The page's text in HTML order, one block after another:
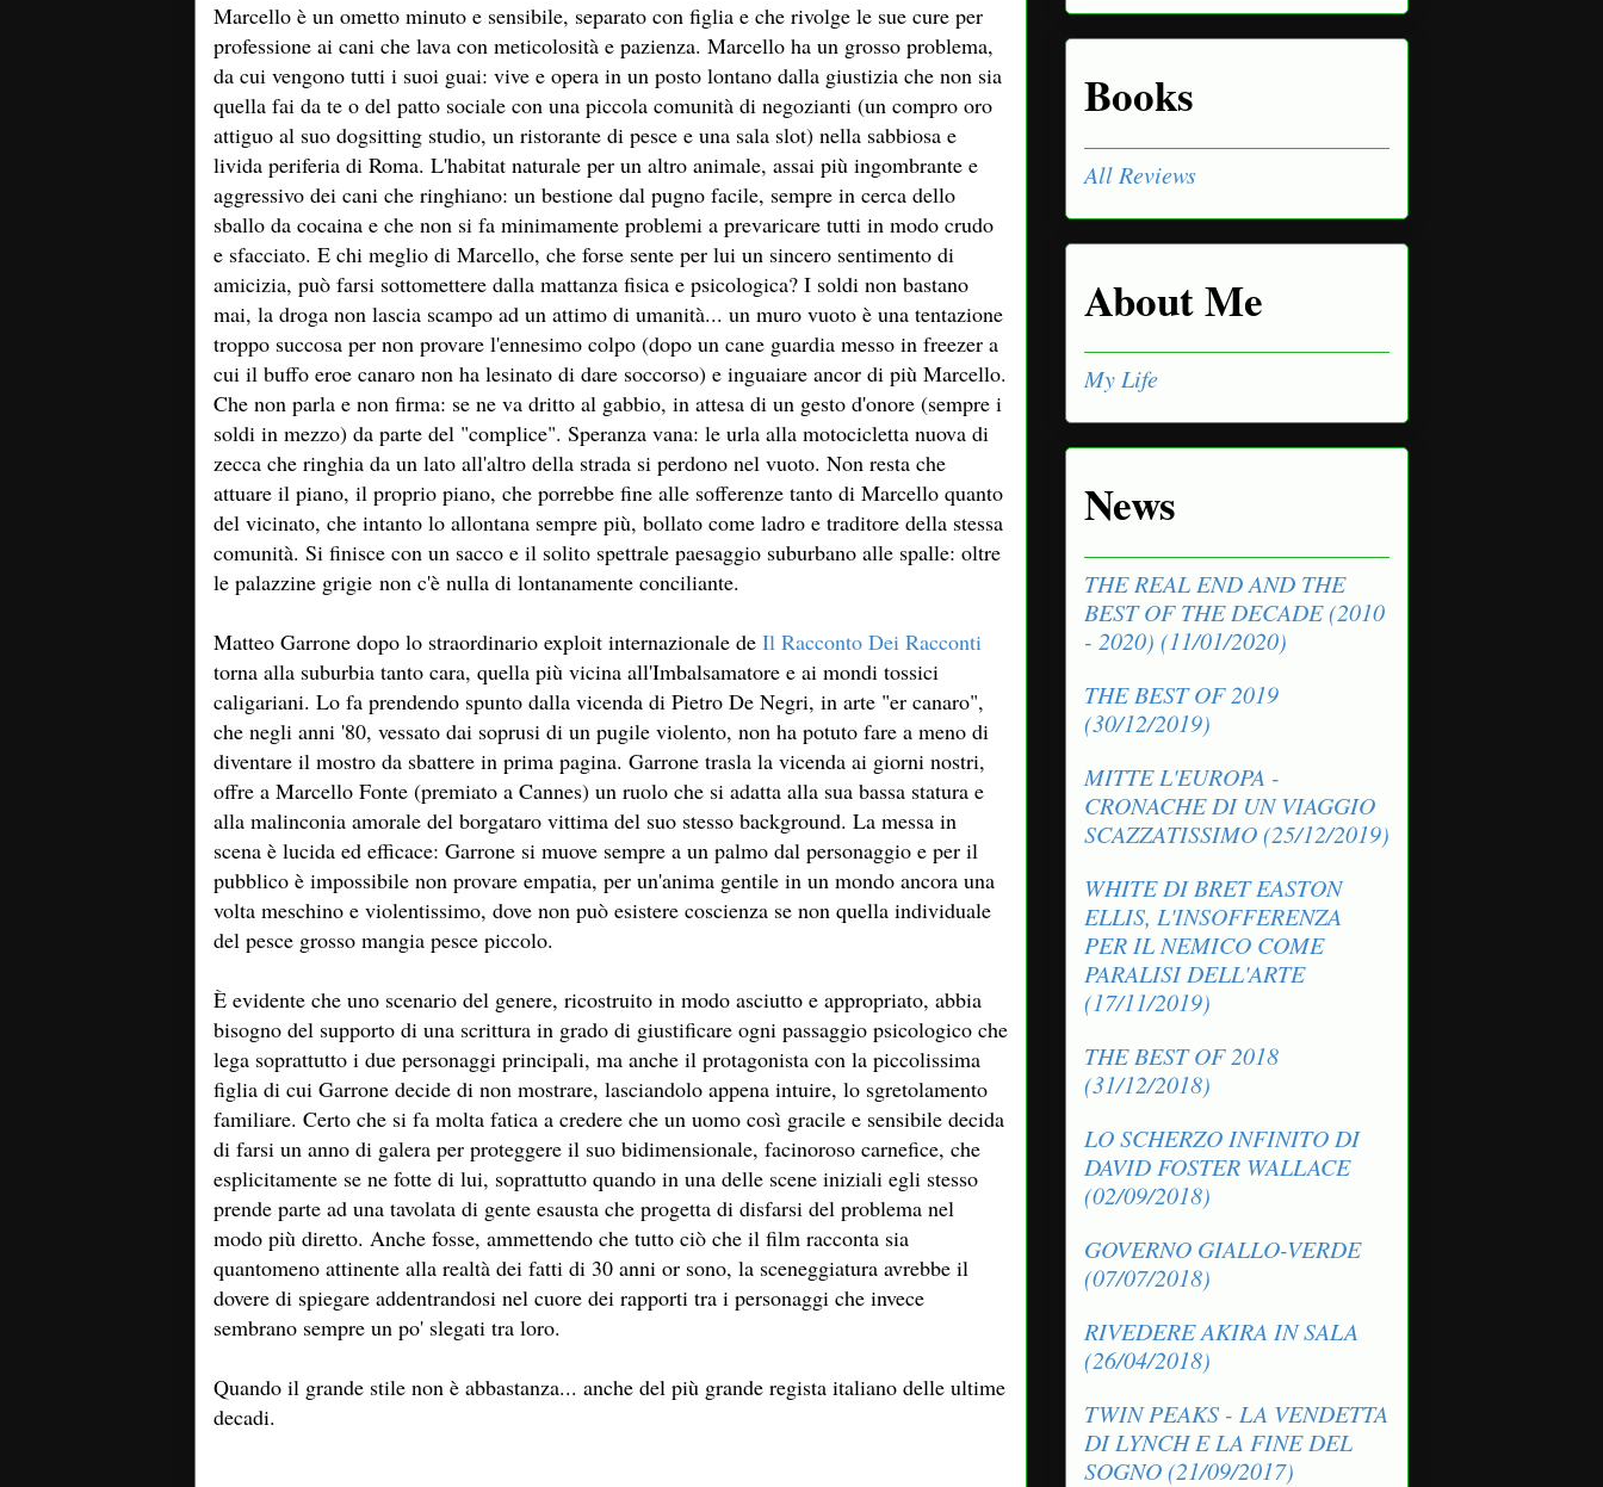
Marcello è un ometto minuto e sensibile, separato con figlia e che rivolge le sue cure per
professione ai cani che lava con meticolosità e pazienza. Marcello ha un grosso problema,
da cui vengono tutti i suoi guai: vive e opera in un posto lontano dalla giustizia che non sia
quella fai da te o del patto sociale con una piccola comunità di negozianti (un compro oro
attiguo al suo dogsitting studio, un ristorante di pesce e una sala slot) nella sabbiosa e
livida periferia di Roma. L'habitat naturale per un altro animale, assai più ingombrante e
aggressivo dei cani che ringhiano: un bestione dal pugno facile, sempre in cerca dello
sballo da cocaina e che non si fa minimamente problemi a prevaricare tutti in modo crudo
e sfacciato. E chi meglio di Marcello, che forse sente per lui un sincero sentimento di
amicizia, può farsi sottomettere dalla mattanza fisica e psicologica? I soldi non bastano
mai, la droga non lascia scampo ad un attimo di umanità... un muro vuoto è una tentazione
troppo succosa per non provare l'ennesimo colpo (dopo un cane guardia messo in freezer a
cui il buffo eroe canaro non ha lesinato di dare soccorso) e inguaiare ancor di più Marcello.
Che non parla e non firma: se ne va dritto al gabbio, in attesa di un gesto d'onore (sempre i
soldi in mezzo) da parte del "complice". Speranza vana: le urla alla motocicletta nuova di
zecca che ringhia da un lato all'altro della strada si perdono nel vuoto. Non resta che
attuare il piano, il proprio piano, che porrebbe fine alle sofferenze tanto di Marcello quanto
del vicinato, che intanto lo allontana sempre più, bollato come ladro e traditore della stessa
comunità. Si finisce con un sacco e il solito spettrale paesaggio suburbano alle spalle: oltre
le palazzine grigie non c'è nulla di lontanamente conciliante.
Matteo Garrone dopo lo straordinario exploit internazionale de Il Racconto Dei Racconti
torna alla suburbia tanto cara, quella più vicina all'Imbalsamatore e ai mondi tossici
caligariani. Lo fa prendendo spunto dalla vicenda di Pietro De Negri, in arte "er canaro",
che negli anni '80, vessato dai soprusi di un pugile violento, non ha potuto fare a meno di
diventare il mostro da sbattere in prima pagina. Garrone trasla la vicenda ai giorni nostri,
offre a Marcello Fonte (premiato a Cannes) un ruolo che si adatta alla sua bassa statura e
alla malinconia amorale del borgataro vittima del suo stesso background. La messa in
scena è lucida ed efficace: Garrone si muove sempre a un palmo dal personaggio e per il
pubblico è impossibile non provare empatia, per un'anima gentile in un mondo ancora una
volta meschino e violentissimo, dove non può esistere coscienza se non quella individuale
del pesce grosso mangia pesce piccolo.
È evidente che uno scenario del genere, ricostruito in modo asciutto e appropriato, abbia
bisogno del supporto di una scrittura in grado di giustificare ogni passaggio psicologico che
lega soprattutto i due personaggi principali, ma anche il protagonista con la piccolissima
figlia di cui Garrone decide di non mostrare, lasciandolo appena intuire, lo sgretolamento
familiare. Certo che si fa molta fatica a credere che un uomo così gracile e sensibile decida
di farsi un anno di galera per proteggere il suo bidimensionale, facinoroso carnefice, che
esplicitamente se ne fotte di lui, soprattutto quando in una delle scene iniziali egli stesso
prende parte ad una tavolata di gente esausta che progetta di disfarsi del problema nel
modo più diretto. Anche fosse, ammettendo che tutto ciò che il film racconta sia
quantomeno attinente alla realtà dei fatti di 30 anni or sono, la sceneggiatura avrebbe il
dovere di spiegare addentrandosi nel cuore dei rapporti tra i personaggi che invece
sembrano sempre un po' slegati tra loro.
Quando il grande stile non è abbastanza... anche del più grande regista italiano delle ultime
decadi.
Books
All Reviews
About Me
My Life
News
THE REAL END AND THE
BEST OF THE DECADE (2010
- 2020) (11/01/2020)
THE BEST OF 2019
(30/12/2019)
MITTE L'EUROPA -
CRONACHE DI UN VIAGGIO
SCAZZATISSIMO (25/12/2019)
WHITE DI BRET EASTON
ELLIS, L'INSOFFERENZA
PER IL NEMICO COME
PARALISI DELL'ARTE
(17/11/2019)
THE BEST OF 2018
(31/12/2018)
LO SCHERZO INFINITO DI
DAVID FOSTER WALLACE
(02/09/2018)
GOVERNO GIALLO-VERDE
(07/07/2018)
RIVEDERE AKIRA IN SALA
(26/04/2018)
TWIN PEAKS - LA VENDETTA
DI LYNCH E LA FINE DEL
SOGNO (21/09/2017)